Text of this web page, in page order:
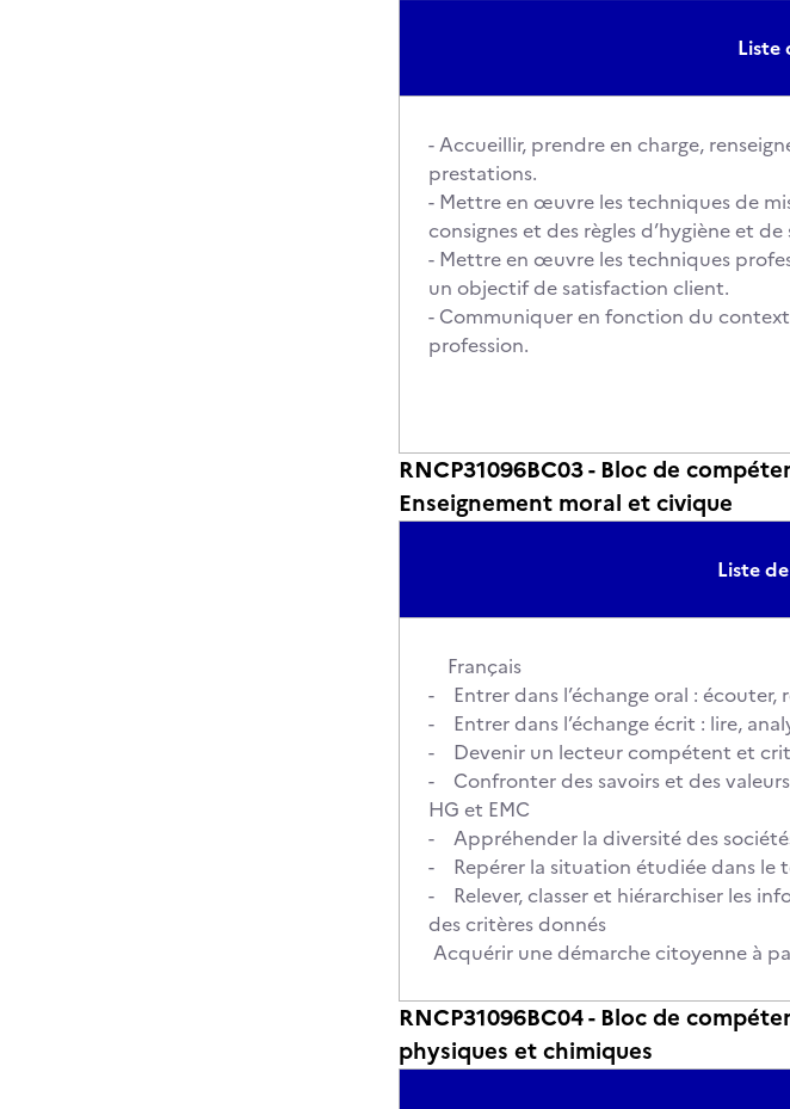
Liste
- Accueillir, prendre en charge,
prestations.
- Mettre en œuvre les techniques de
consignes et des règles d’hygiène et
- Mettre en œuvre les techniques
un objectif de satisfaction client.
- Communiquer en fonction du
profession.
RNCP31096BC03 - Bloc de
Enseignement moral et civique
Liste
Français
- Entrer dans l’échange oral : écouter,
- Entrer dans l’échange écrit : lire,
- Devenir un lecteur compétent et
- Confronter des savoirs et des
HG et EMC
- Appréhender la diversité des
- Repérer la situation étudiée dans le
- Relever, classer et hiérarchiser les
des critères donnés
Acquérir une démarche citoyenne à
RNCP31096BC04 - Bloc de
physiques et chimiques